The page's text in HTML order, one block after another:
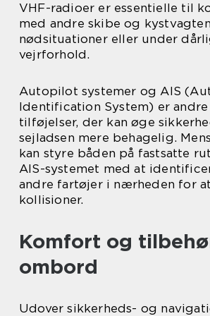
VHF-radioer er essentielle til
med andre skibe og
nødsituationer eller under
vejrforhold.
Autopilot systemer og AIS
Identification System) er
tilføjelser, der kan øge
sejladsen mere behagelig.
kan styre båden på fastsatte
AIS-systemet med at
andre fartøjer i nærheden for
kollisioner.
Komfort og
ombord
Udover sikkerheds- og